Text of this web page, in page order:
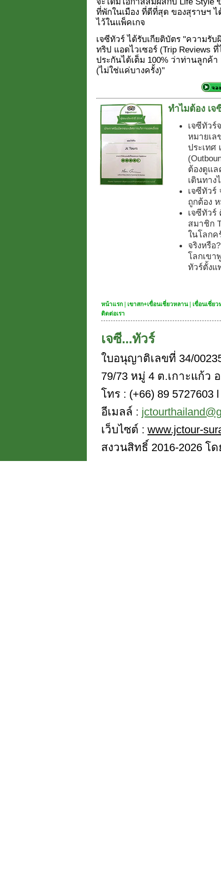
ที่พักในเมือง ที่ดีที่สุด ของสุราษฯ
ไว้ในแพ็คเกจ
เจซีทัวร์ ได้รับเกียติบัตร "ความรั
ทริป แอดไวเซอร์ (Trip Reviews
ประกันได้เต็ม 100% ว่าท่านลูกค้
(ไม่ใช่แค่บางครั้ง)"
ทำไมต้อง เ
เจซีทัวร์
หมายเล
ประเทศ
ต้องดูแล
เดินทาง
เจซีทัวร์
ถูกต้อง
เจซีทัวร์
สมาชิก
ในโลกค
จริงหรือ
โลกเขา
ทัวร์ตั้งแ
หน้าแรก เขาสก+เขื่อนเชี่ยวหลาน| เขื่อนเชี่ย
ติดต่อเรา
เจซี...ทัวร์
ใบอนุญาติเลขที่ 34/
79/73 หมู่ 4 ต.เกาะแก้ว
โทร : (+66) 89 5727603
อีเมลล์ :
เว็บไซต์ : www.jctour-
สงวนสิทธิ์ 2016-2026 โ